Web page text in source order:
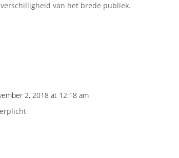
van het brede publiek.
2, 2018 at 12:18 am